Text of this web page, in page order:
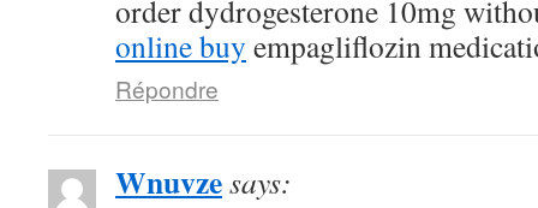
order dydrogesterone 10mg
online buy empagliflozin
Répondre
Wnuvzesays: